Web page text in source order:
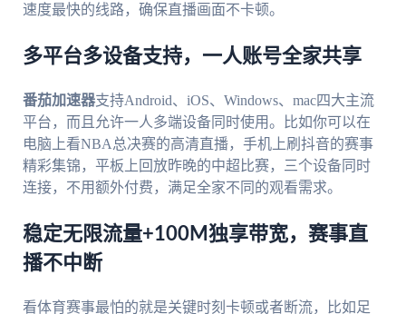
速度最快的线路，确保直播画面不卡顿。
多平台多设备支持，一人账号全家共享
番茄加速器支持Android、iOS、Windows、mac四大主流
平台，而且允许一人多端设备同时使用。比如你可以在
电脑上看NBA总决赛的高清直播，手机上刷抖音的赛事
精彩集锦，平板上回放昨晚的中超比赛，三个设备同时
连接，不用额外付费，满足全家不同的观看需求。
稳定无限流量+100M独享带宽，赛事直
播不中断
看体育赛事最怕的就是关键时刻卡顿或者断流，比如足